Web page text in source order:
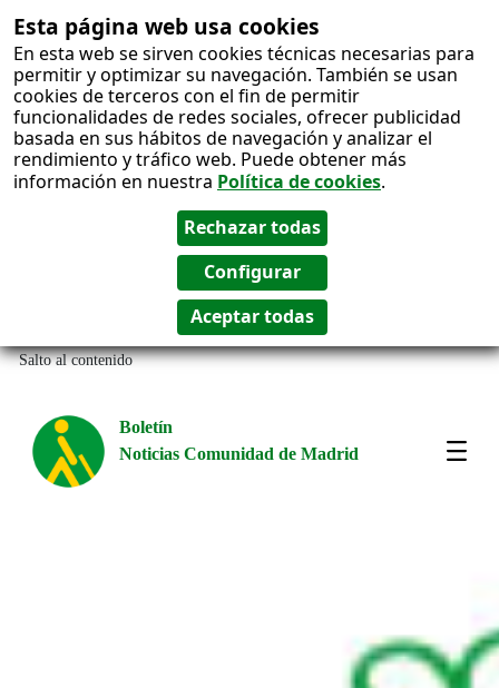
Esta página web usa cookies
En esta web se sirven cookies técnicas necesarias para
permitir y optimizar su navegación. También se usan
cookies de terceros con el fin de permitir
funcionalidades de redes sociales, ofrecer publicidad
basada en sus hábitos de navegación y analizar el
rendimiento y tráfico web. Puede obtener más
información en nuestra Política de cookies.
Salto al contenido
Boletín
Noticias Comunidad de Madrid